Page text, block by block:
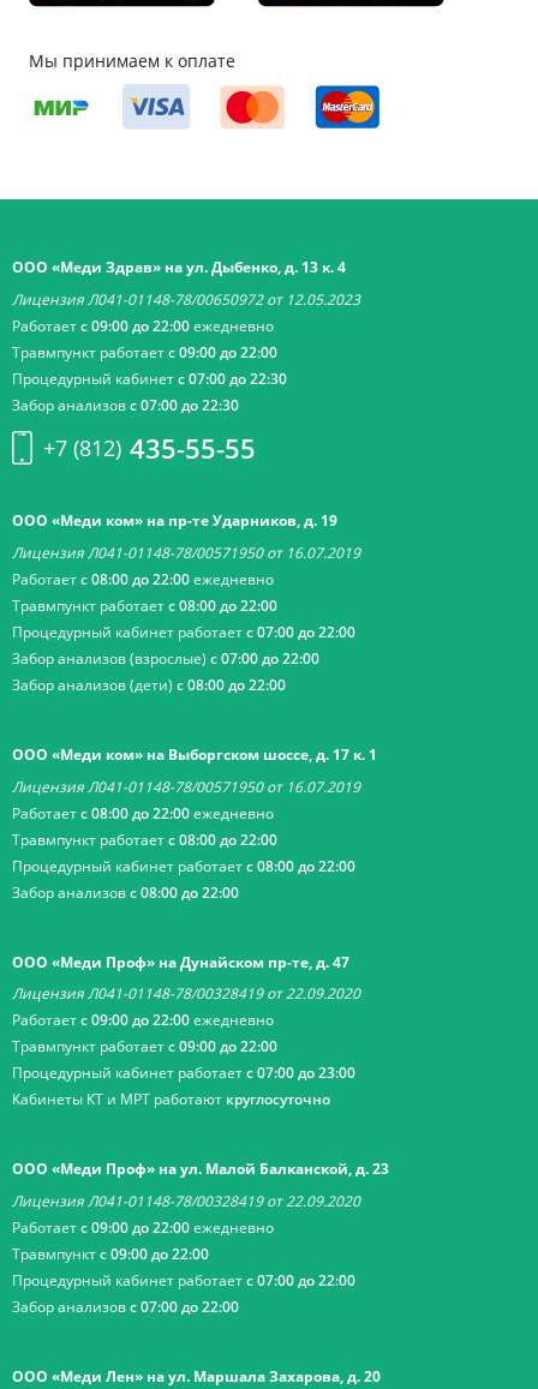
Мы принимаем к оплате
ООО «Меди Здрав» на ул. Дыбенко, д. 13 к. 4
Лицензия Л041-01148-78/00650972 от 12.05.2023
Работаетс 09:00 до 22:00ежедневно
Травмпункт работаетс 09:00 до 22:00
Процедурный кабинетс 07:00 до 22:30
Забор анализовс 07:00 до 22:30
+7 (812) 435-55-55
ООО «Меди ком» на пр-те Ударников, д. 19
Лицензия Л041-01148-78/00571950 от 16.07.2019
Работаетс 08:00 до 22:00ежедневно
Травмпункт работаетс 08:00 до 22:00
Процедурный кабинет работаетс 07:00 до 22:00
Забор анализов (взрослые) с 07:00 до 22:00
Забор анализов (дети) с 08:00 до 22:00
ООО «Меди ком» на Выборгском шоссе, д. 17 к. 1
Лицензия Л041-01148-78/00571950 от 16.07.2019
Работаетс 08:00 до 22:00ежедневно
Травмпункт работаетс 08:00 до 22:00
Процедурный кабинет работаетс 08:00 до 22:00
Забор анализовс 08:00 до 22:00
ООО «Меди Проф» на Дунайском пр-те, д. 47
Лицензия Л041-01148-78/00328419 от 22.09.2020
Работаетс 09:00 до 22:00ежедневно
Травмпункт работаетс 09:00 до 22:00
Процедурный кабинет работаетс 07:00 до 23:00
Кабинеты КТ и МРТ работают круглосуточно
ООО «Меди Проф» на ул. Малой Балканской, д. 23
Лицензия Л041-01148-78/00328419 от 22.09.2020
Работаетс 09:00 до 22:00ежедневно
Травмпунктс 09:00 до 22:00
Процедурный кабинет работаетс 07:00 до 22:00
Забор анализовс 07:00 до 22:00
ООО «Меди Лен» на ул. Маршала Захарова, д. 20